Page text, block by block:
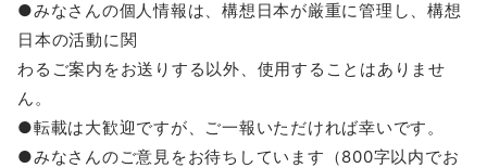
●みなさんの個人情報は、構想日本が厳重に管理し、構想
日本の活動に関
わるご案内をお送りする以外、使用することはありませ
ん。
●転載は大歓迎ですが、ご一報いただければ幸いです。
●みなさんのご意見をお待ちしています（800字以内でお